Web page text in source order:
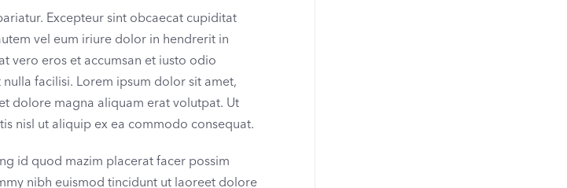
Excepteur sint obcaecat cupiditat
vel eum iriure dolor in hendrerit in
vero eros et accumsan et iusto odio
facilisi. Lorem ipsum dolor sit amet,
dolore magna aliquam erat volutpat. Ut
nisl ut aliquip ex ea commodo consequat.
id quod mazim placerat facer possim
nibh euismod tincidunt ut laoreet dolore